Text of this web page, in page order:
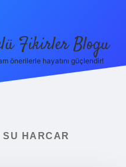
Fikirler Blogu
önerilerle hayatını güçlendir!
HARCAR